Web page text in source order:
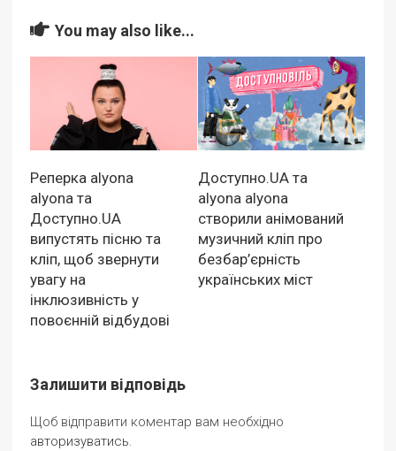
You may also like...
Реперка alyona
alyona та
Доступно.UA
випустять пісню та
кліп, щоб звернути
увагу на
інклюзивність у
повоєнній відбудові
Доступно.UA та
alyona alyona
створили анімований
музичний кліп про
безбар’єрність
українських міст
Залишити відповідь
Щоб відправити коментар вам необхідно
авторизуватись.